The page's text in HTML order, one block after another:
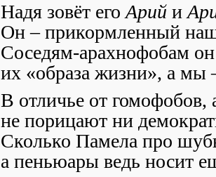
Надя зовёт его Арий и
Он – прикормленный
Соседям-арахнофобам
их «образа жизни», а мы
В отличье от гомофобов,
не порицают ни
Сколько Памела про
а пеньюары ведь носит